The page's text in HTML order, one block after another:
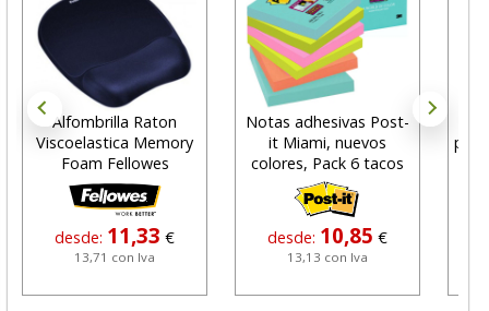
Alfombrilla Raton
Viscoelastica Memory
Foam Fellowes
desde: 11,33 €
13,71 con Iva
Notas adhesivas Post-
it Miami, nuevos
colores, Pack 6 tacos
desde: 10,85 €
13,13 con Iva